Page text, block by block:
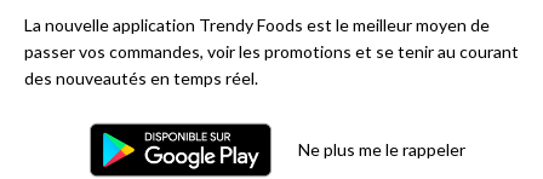
La nouvelle application Trendy Foods est le meilleur moyen de
passer vos commandes, voir les promotions et se tenir au courant
des nouveautés en temps réel.
Ne plus me le rappeler